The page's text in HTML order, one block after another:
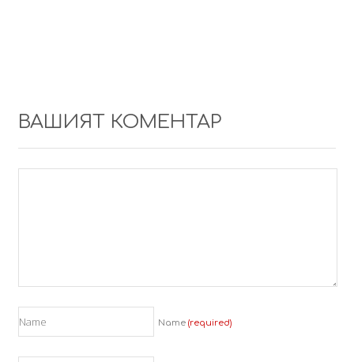
ВАШИЯТ КОМЕНТАР
Name (required)